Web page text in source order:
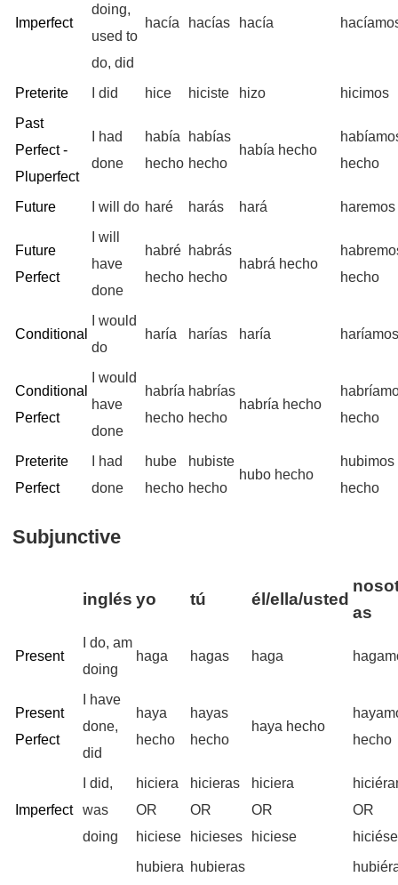
Imperfect
doing,
used to
do, did
hacía hacías hacía
Preterite I did hice hiciste hizo
hicimos
Past
Perfect -
Pluperfect
I had
done
había
hecho
habías
hecho
había hecho
hecho
Future I will do haré harás hará haremos
Future
Perfect
I will
have
done
habré
hecho
habrás
hecho
habrá hecho
hecho
Conditional
I would
do
haría harías haría
Conditional
Perfect
I would
have
done
habría
hecho
habrías
hecho
habría hecho
hecho
Preterite
Perfect
I had
done
hube
hecho
hubiste
hecho
hubo hecho
hubimos
hecho
Subjunctive
inglés yo tú él/ella/usted
as
Present
I do, am
doing
haga hagas haga
Present
Perfect
I have
done,
did
haya
hecho
hayas
hecho
haya hecho
hecho
Imperfect
I did,
was
doing
hiciera
OR
hiciese
hicieras
OR
hicieses
hiciera
OR
hiciese
OR
hubiera hubieras